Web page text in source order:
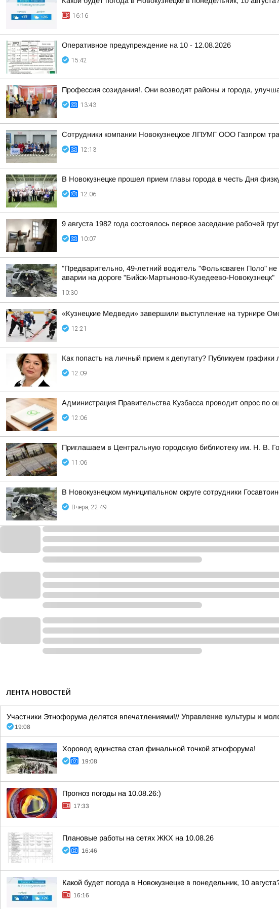
16:16
Оперативное предупреждение на 10 - 12.08.2026
15:42
Профессия созидания!. Они возводят районы и города,
13:43
Сотрудники компании Новокузнецкое ЛПУМГ ООО Газпром
12:13
В Новокузнецке прошел прием главы города в честь Дня
12:06
9 августа 1982 года состоялось первое заседание рабочей
10:07
"Предварительно, 49-летний водитель "Фольксваген Поло"
аварии на дороге "Бийск-Мартыново-Кузедеево-Новокузнецк"
10:30
«Кузнецкие Медведи» завершили выступление на турнире
12:21
Как попасть на личный прием к депутату? Публикуем
12:09
Администрация Правительства Кузбасса проводит опрос по
12:06
Приглашаем в Центральную городскую библиотеку им. Н. В.
11:06
В Новокузнецком муниципальном округе сотрудники
Вчера, 22:49
ЛЕНТА НОВОСТЕЙ
Участники Этнофорума делятся впечатлениями!// Управление культуры и
19:08
Хоровод единства стал финальной точкой этнофорума!
19:08
Прогноз погоды на 10.08.26:)
17:33
Плановые работы на сетях ЖКХ на 10.08.26
16:46
Какой будет погода в Новокузнецке в понедельник, 10
16:16